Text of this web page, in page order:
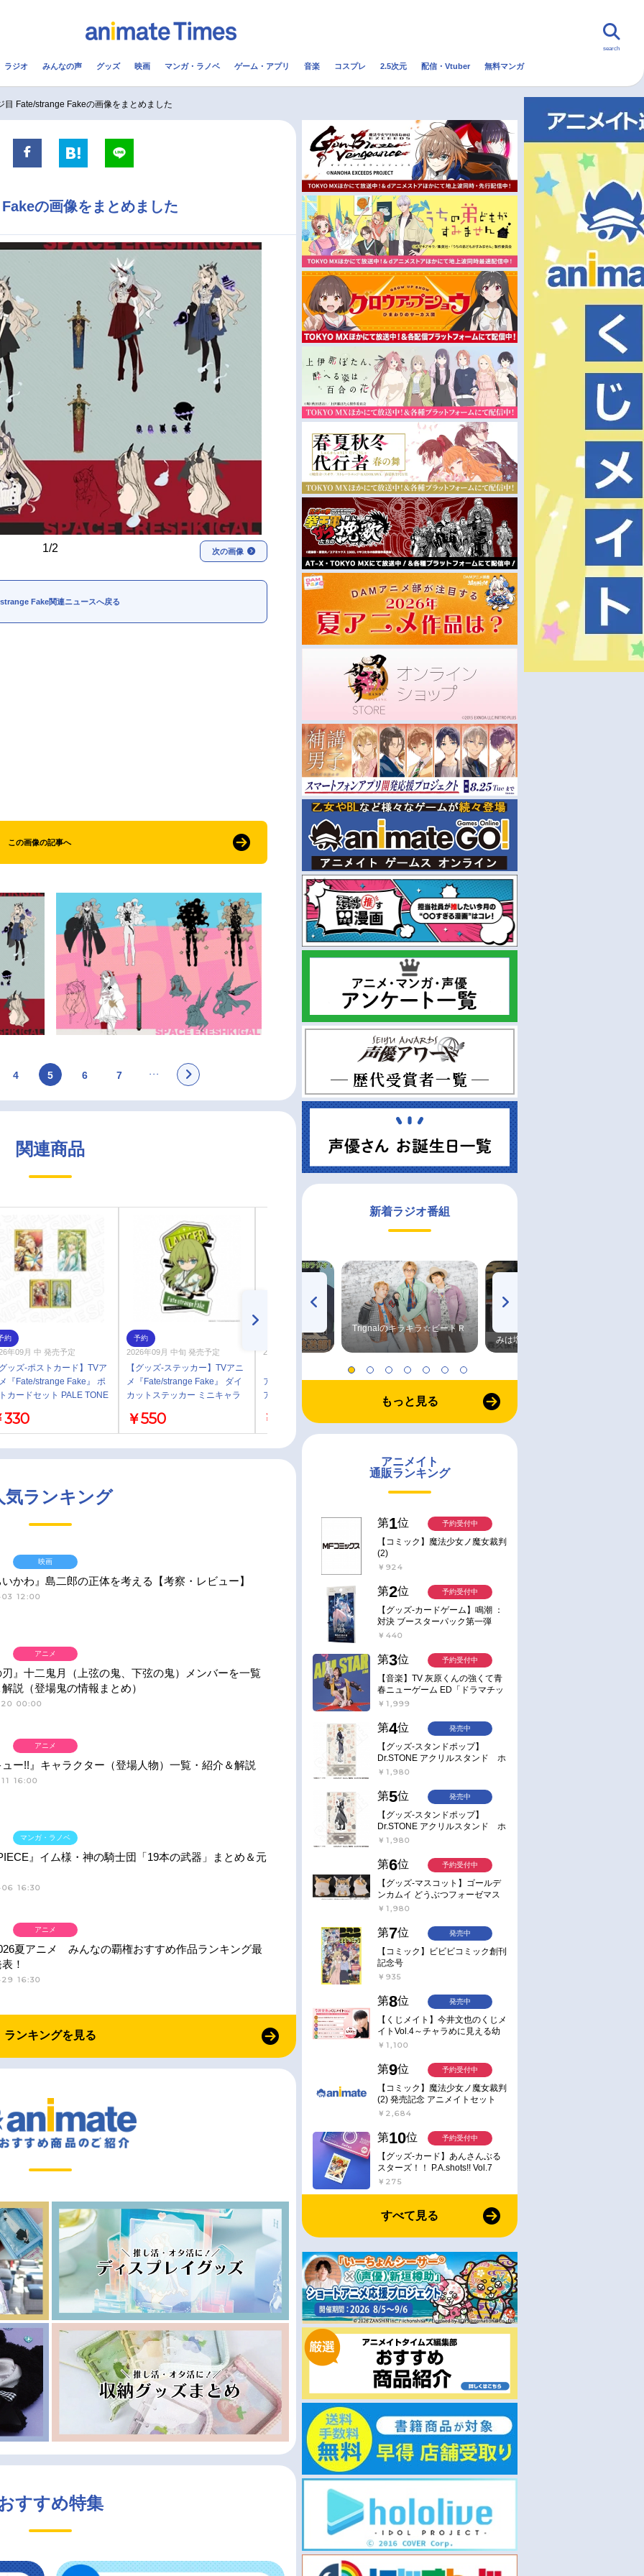
配信・Vtuber トレンド 無料マンガ
実写化映画一覧
男性声優/女性声優一覧
今期アニメ曜日別一覧
夏アニメ
秋アニメ
冬アニメ
FOLLOW US
search
ラジオ みんなの声 グッズ 映画 マンガ・ラノベ ゲーム・アプリ 音楽 コスプレ 2.5次元 配信・Vtuber 無料マンガ
目 Fate/strange Fakeの画像をまとめました
の画像をまとめました
1/2 次の画像
Fake関連ニュースへ戻る
この画像の記事へ
4 5 6 7
関連商品
約
年09月 中 発売予定
ッズ-ポストカード】TVア
『Fate/strange Fake』 ポ
カードセット PALE TONE
330
予約
2026年09月 中旬 発売予定
【グッズ-ステッカー】TVアニ
メ『Fate/strange Fake』 ダイ
カットステッカー ミニキャラ
￥550
2026年09月 中旬 発売予定
【グッズ-スタンドポップ】TV
アニメ『Fate/strange Fake』
アクリルキャラスタンド ミニ
キャラ アーチャー&ランサー
￥1,870
予約
2026年09月 中 発売予定
【グッズ-スタンドポップ】TV
アニメ『Fate/strange Fake』
アクリルフィギュア PALE
TONE series アーチャー Chair
ver．
￥1,760
気ランキング
かわ』島二郎の正体を考える【考察・レビュー】
12:00
映画
』十二鬼月（上弦の鬼、下弦の鬼）メンバーを一覧
説（登場鬼の情報まとめ）
00:00
アニメ
ー!!』キャラクター（登場人物）一覧・紹介＆解説
16:00
アニメ
』イム様・神の騎士団「19本の武器」まとめ＆元
16:30
マンガ・ラノベ
夏アニメ みんなの覇権おすすめ作品ランキング最
！
16:30
アニメ
ランキングを見る
すすめ特集
新着ラジオ番組
TVアニメ『戦隊大失格』
radio 大直会 2nd season
ハイキュー!! 烏野高校放送部! Trignalのキラキラ☆ビートＲ
みは塩だけ
もっと見る
アニメイト
通販ランキング
第1位
【コミック】魔法少女ノ魔女裁判
(2)
￥924
予約受付中
第2位
【グッズ-カードゲーム】鳴潮 ：
対決 ブースターパック第一弾
【ポイント2倍】
￥440
予約受付中
第3位
【音楽】TV 灰原くんの強くて青
春ニューゲーム ED「ドラマチッ
ク逃避行」収録シングル AIM
￥1,999
予約受付中
第4位
【グッズ-スタンドポップ】
Dr.STONE アクリルスタンド ホ
ワイマンといっしょver. スタン
￥1,980
発売中
第5位
【グッズ-スタンドポップ】
Dr.STONE アクリルスタンド ホ
ワイマンといっしょver. Dr.ゼノ
￥1,980
発売中
第6位
【グッズ-マスコット】ゴールデ
ンカムイ どうぶつフォーゼマス
コット 4.尾形百之助【再販】
￥1,980
予約受付中
第7位
【コミック】ビビビコミック創刊
記念号
￥935
発売中
第8位
【くじメイト】今井文也のくじメ
イトVol.4～チャラめに見える幼
馴染、実は一途で独占欲が強いん
￥1,100
発売中
第9位
【コミック】魔法少女ノ魔女裁判
(2) 発売記念 アニメイトセット
【アクリルスタンド2種セット購
産】
￥2,684
予約受付中
第10位
【グッズ-カード】あんさんぶる
スターズ！！ P.A.shots!! Vol.7
Action
￥275
予約受付中
すべて見る